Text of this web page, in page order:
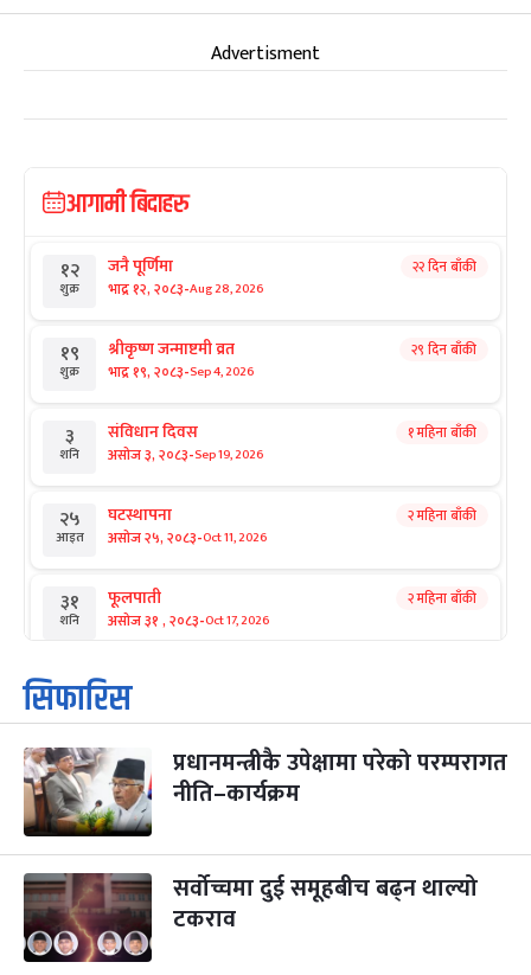
Advertisment
आगामी बिदाहरु
१२
शुक्र
जनै पूर्णिमा
भाद्र १२, २०८३-Aug 28, 2026
२२ दिन बाँकी
१९
शुक्र
श्रीकृष्ण जन्माष्टमी व्रत
भाद्र १९, २०८३-Sep 4, 2026
२९ दिन बाँकी
३
शनि
संविधान दिवस
असोज ३, २०८३-Sep 19, 2026
१ महिना बाँकी
२५
आइत
घटस्थापना
असोज २५, २०८३-Oct 11, 2026
२ महिना बाँकी
३१
शनि
फूलपाती
असोज ३१ , २०८३-Oct 17, 2026
२ महिना बाँकी
१
आइत
कार्तिक सङ्क्रान्ति
कार्तिक १, २०८३
३
मंगल
महानवमी
कार्तिक ३, २०८३-Oct 20, 2026
२ महिना बाँकी
४
बुध कार्तिक ४, २०८३ -Oct 21, 2026
५
बिहि
पापा‌ङ्कुशा एकादशी व्रत
कार्तिक ५, २०८३
सिफारिस
प्रधानमन्त्रीकै उपेक्षामा परेको परम्परागत
नीति–कार्यक्रम
सर्वोच्चमा दुई समूहबीच बढ्न थाल्यो
टकराव